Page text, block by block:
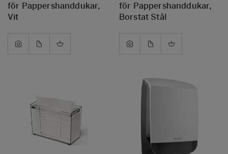
för Pappershanddukar,
Vit
för Pappershanddukar,
Borstat Stål